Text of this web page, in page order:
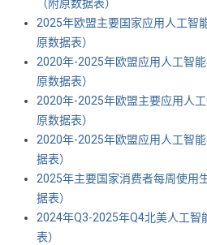
（附原数据表） ​​​
2025年欧盟主要国家应用人工智
原数据表） ​​​
2020年-2025年欧盟应用人工智
原数据表） ​​​
2020年-2025年欧盟主要应用人
原数据表） ​​​
2020年-2025年欧盟应用人工智
据表） ​​​
2025年主要国家消费者每周使用
据表） ​​​
2024年Q3-2025年Q4北美人工智
表） ​​​